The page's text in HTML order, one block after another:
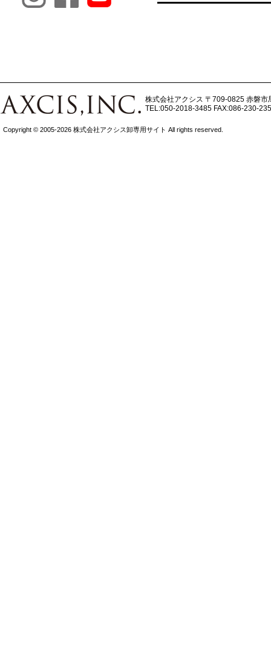
株式会社アクシス 〒709-0825 赤磐市
TEL:050-2018-3485 FAX:086-230-
Copyright © 2005-2026 株式会社アクシス卸専用サイト All rights reserved.